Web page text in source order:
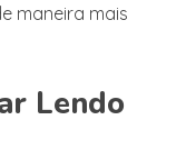
maneira mais
Lendo